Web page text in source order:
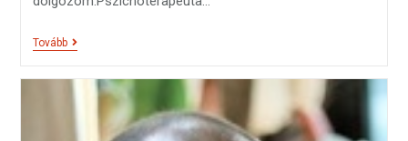
Tovább